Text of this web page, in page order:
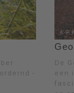
-
De
een